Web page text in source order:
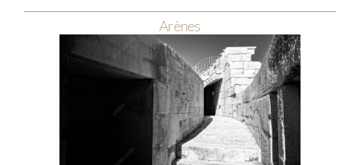
Arènes